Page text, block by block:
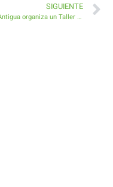
SIGUIENTE
Antigua organiza un Taller de Risoterapia y Relajación